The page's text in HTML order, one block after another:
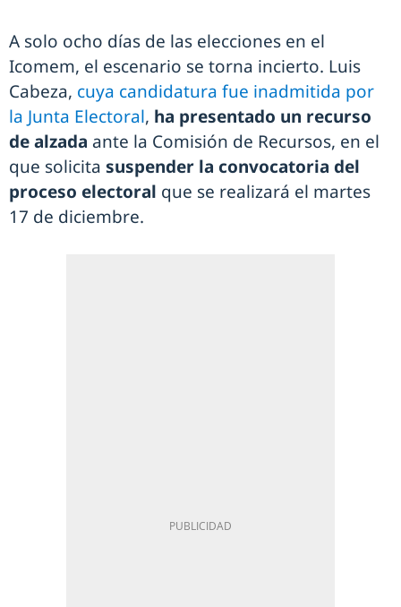
A solo ocho días de las elecciones en el
Icomem, el escenario se torna incierto. Luis
Cabeza, cuya candidatura fue inadmitida por
la Junta Electoral, ha presentado un recurso
de alzada ante la Comisión de Recursos, en el
que solicita suspender la convocatoria del
proceso electoral que se realizará el martes
17 de diciembre.